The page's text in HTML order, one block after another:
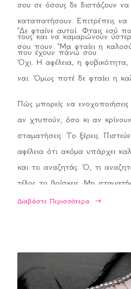
σου σε όσους δε διστάζουν
καταπατήσουν. Επιτρέπεις να
τους και να καμαρώνουν
που έχουν πάνω σου.
"Δε φταίνε αυτοί. Φταις εσύ
σου πουν. "Μα φταίει η
Όχι. Η αφέλεια, η
ναι. Όμως ποτέ δε φταίει η
Πώς μπορείς να
αν χτυπούν, όσο κι αν
σταματήσεις. Το ξέρεις.
αφέλεια ότι ακόμα υπάρχει
και το αναζητάς. Ό, τι
τέλος το βρίσκεις. Μη
Αν εκλείψουν οι
Διαβάστε Περισσότερα